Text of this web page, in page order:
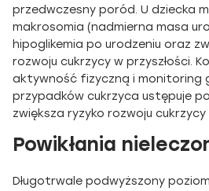
przedwczesny poród. U dziecka
makrosomia (nadmierna masa
hipoglikemia po urodzeniu oraz
rozwoju cukrzycy w przyszłości.
aktywność fizyczną i monitoring
przypadków cukrzyca ustępuje
zwiększa ryzyko rozwoju cukrzycy
Powikłania
Długotrwale podwyższony